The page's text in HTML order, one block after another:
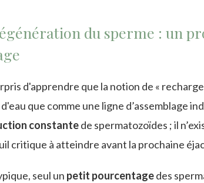
du sperme : un
d'apprendre que la notion de «
que comme une ligne d’assemblage
constantede spermatozoïdes ; il
critique à atteindre avant la prochaine
seul un petit pourcentagedes